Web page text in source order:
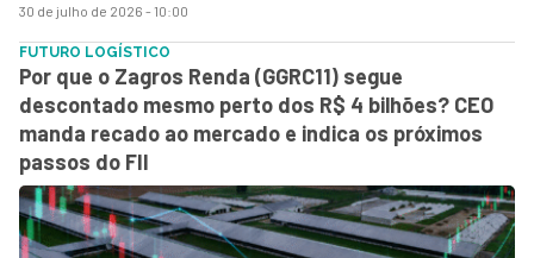
30 de julho de 2026 - 10:00
FUTURO LOGÍSTICO
Por que o Zagros Renda (GGRC11) segue
descontado mesmo perto dos R$ 4 bilhões? CEO
manda recado ao mercado e indica os próximos
passos do FII